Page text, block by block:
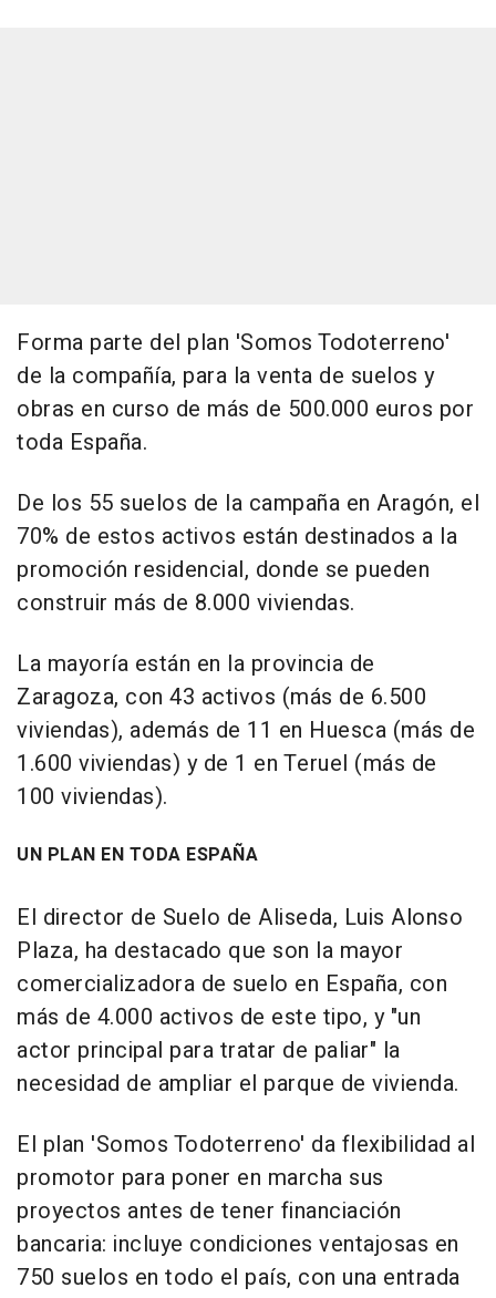
Forma parte del plan 'Somos Todoterreno'
de la compañía, para la venta de suelos y
obras en curso de más de 500.000 euros por
toda España.
De los 55 suelos de la campaña en Aragón, el
70% de estos activos están destinados a la
promoción residencial, donde se pueden
construir más de 8.000 viviendas.
La mayoría están en la provincia de
Zaragoza, con 43 activos (más de 6.500
viviendas), además de 11 en Huesca (más de
1.600 viviendas) y de 1 en Teruel (más de
100 viviendas).
UN PLAN EN TODA ESPAÑA
El director de Suelo de Aliseda, Luis Alonso
Plaza, ha destacado que son la mayor
comercializadora de suelo en España, con
más de 4.000 activos de este tipo, y "un
actor principal para tratar de paliar" la
necesidad de ampliar el parque de vivienda.
El plan 'Somos Todoterreno' da flexibilidad al
promotor para poner en marcha sus
proyectos antes de tener financiación
bancaria: incluye condiciones ventajosas en
750 suelos en todo el país, con una entrada